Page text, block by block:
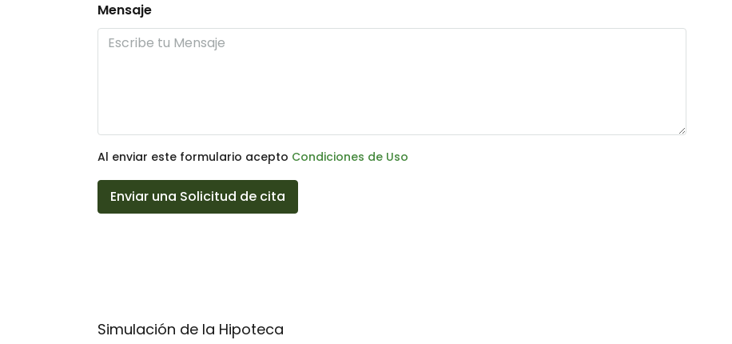
Mensaje
Al enviar este formulario acepto Condiciones de Uso
Enviar una Solicitud de cita
Simulación de la Hipoteca